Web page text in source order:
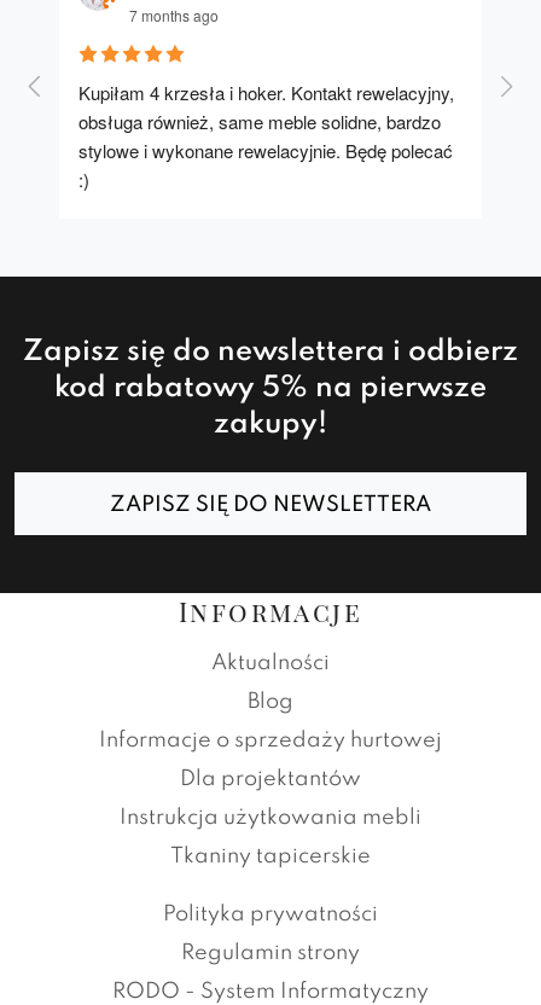
7 months ago
Kupiłam 4 krzesła i hoker. Kontakt rewelacyjny,
obsługa również, same meble solidne, bardzo
stylowe i wykonane rewelacyjnie. Będę polecać
:)
A
Zapisz się do newslettera i odbierz
kod rabatowy 5% na pierwsze
zakupy!
ZAPISZ SIĘ DO NEWSLETTERA
Informacje
Aktualności
Blog
Informacje o sprzedaży hurtowej
Dla projektantów
Instrukcja użytkowania mebli
Tkaniny tapicerskie
Polityka prywatności
Regulamin strony
RODO - System Informatyczny